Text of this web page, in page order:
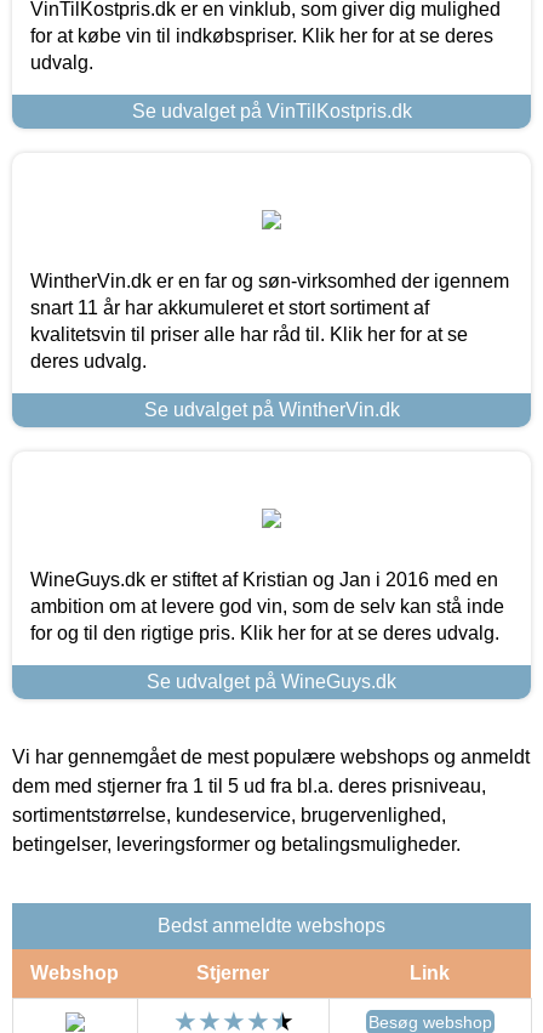
VinTilKostpris.dk er en vinklub, som giver dig mulighed
for at købe vin til indkøbspriser. Klik her for at se deres
udvalg.
Se udvalget på VinTilKostpris.dk
WintherVin.dk er en far og søn-virksomhed der igennem
snart 11 år har akkumuleret et stort sortiment af
kvalitetsvin til priser alle har råd til. Klik her for at se
deres udvalg.
Se udvalget på WintherVin.dk
WineGuys.dk er stiftet af Kristian og Jan i 2016 med en
ambition om at levere god vin, som de selv kan stå inde
for og til den rigtige pris. Klik her for at se deres udvalg.
Se udvalget på WineGuys.dk
Vi har gennemgået de mest populære webshops og anmeldt
dem med stjerner fra 1 til 5 ud fra bl.a. deres prisniveau,
sortimentstørrelse, kundeservice, brugervenlighed,
betingelser, leveringsformer og betalingsmuligheder.
Bedst anmeldte webshops
Webshop Stjerner Link
Besøg webshop